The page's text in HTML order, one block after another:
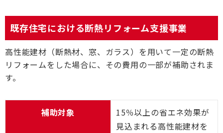
既存住宅における断熱リフォーム支援事業
高性能建材（断熱材、窓、ガラス）を用いて一定の断熱
リフォームをした場合に、その費用の一部が補助されま
す。
補助対象
15％以上の省エネ効果が
見込まれる高性能建材を